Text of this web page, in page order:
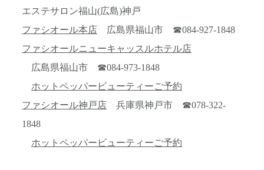
エステサロン福山(広島)神戸
ファシオール本店 広島県福山市 ☎084-927-1848
ファシオールニューキャッスルホテル店
広島県福山市 ☎084-973-1848
ホットペッパービューティーご予約
ファシオール神戸店 兵庫県神戸市 ☎078-322-
1848
ホットペッパービューティーご予約